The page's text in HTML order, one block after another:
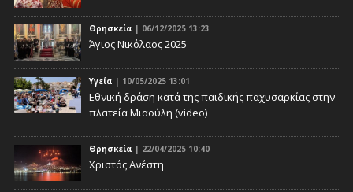
Θρησκεία | 06/12/2025 13:23
Άγιος Νικόλαος 2025
Υγεία | 10/05/2025 13:01
Eθνική δράση κατά της παιδικής παχυσαρκίας στην
πλατεία Μιαούλη (video)
Θρησκεία | 22/04/2025 10:40
Χριστός Ανέστη